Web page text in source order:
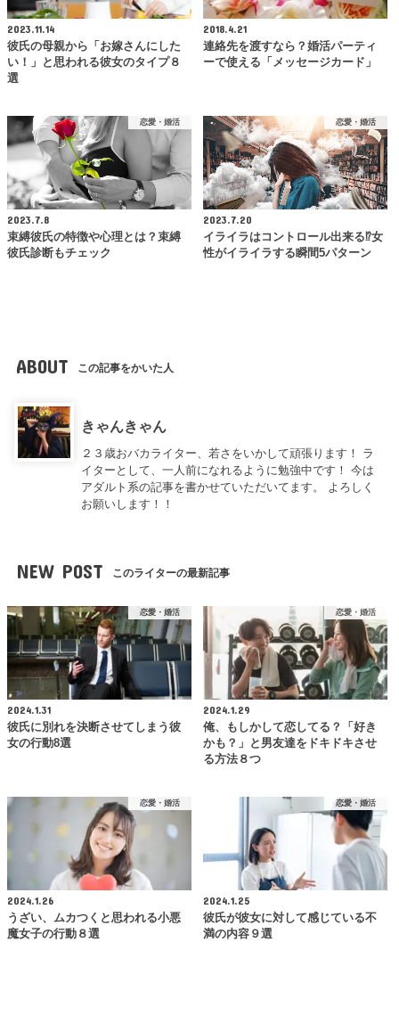
2023.11.14
彼氏の母親から「お嫁さんにした
い！」と思われる彼女のタイプ８
選
2018.4.21
連絡先を渡すなら？婚活パーティ
ーで使える「メッセージカード」
恋愛・婚活
2023.7.8
束縛彼氏の特徴や心理とは？束縛
彼氏診断もチェック
恋愛・婚活
2023.7.20
イライラはコントロール出来る⁉女
性がイライラする瞬間5パターン
ABOUT この記事をかいた人
きゃんきゃん
２３歳おバカライター、若さをいかして頑張ります！ ラ
イターとして、一人前になれるように勉強中です！ 今は
アダルト系の記事を書かせていただいてます。 よろしく
お願いします！！
NEW POST このライターの最新記事
恋愛・婚活
2024.1.31
彼氏に別れを決断させてしまう彼
女の行動8選
恋愛・婚活
2024.1.29
俺、もしかして恋してる？「好き
かも？」と男友達をドキドキさせ
る方法８つ
恋愛・婚活
2024.1.26
うざい、ムカつくと思われる小悪
魔女子の行動８選
恋愛・婚活
2024.1.25
彼氏が彼女に対して感じている不
満の内容９選